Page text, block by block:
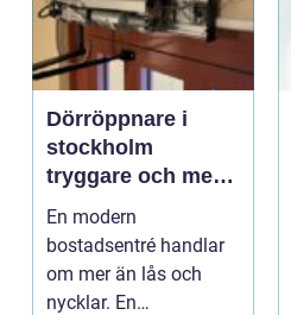
Dörröppnare i
stockholm
tryggare och mer
tillgängliga entréer
En modern
bostadsentré handlar
om mer än lås och
nycklar. En